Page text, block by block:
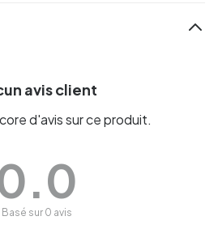
avis client
d'avis sur ce produit.
Basé sur 0 avis